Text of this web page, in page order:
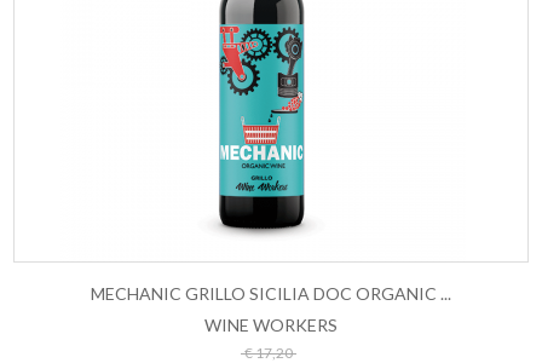
ESAURITO
MECHANIC GRILLO SICILIA DOC ORGANIC ...
WINE WORKERS
€ 17,20